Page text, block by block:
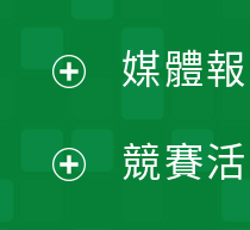
媒體
競賽
開